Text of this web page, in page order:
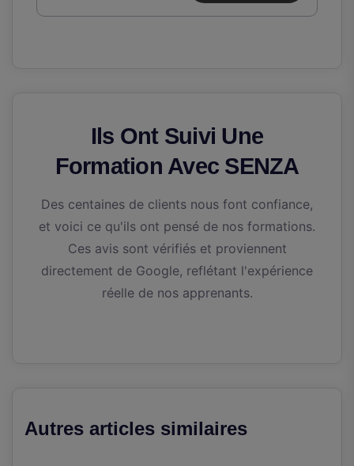
Ils Ont Suivi Une
Formation Avec SENZA
Des centaines de clients nous font confiance,
et voici ce qu'ils ont pensé de nos formations.
Ces avis sont vérifiés et proviennent
directement de Google, reflétant l'expérience
réelle de nos apprenants.
Autres articles similaires